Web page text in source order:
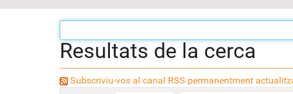
o
u
Resultats de la cerca
Subscriviu-vos al canal RSS permanentment